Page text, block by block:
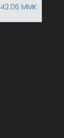
42.06 MMK